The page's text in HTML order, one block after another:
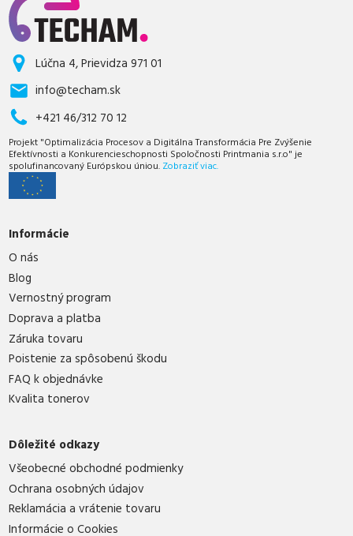
Lúčna 4, Prievidza 971 01
info@techam.sk
+421 46/312 70 12
Projekt "Optimalizácia Procesov a Digitálna Transformácia Pre Zvýšenie
Efektívnosti a Konkurencieschopnosti Spoločnosti Printmania s.r.o" je
spolufinancovaný Európskou úniou. Zobraziť viac.
Informácie
O nás
Blog
Vernostný program
Doprava a platba
Záruka tovaru
Poistenie za spôsobenú škodu
FAQ k objednávke
Kvalita tonerov
Dôležité odkazy
Všeobecné obchodné podmienky
Ochrana osobných údajov
Reklamácia a vrátenie tovaru
Informácie o Cookies